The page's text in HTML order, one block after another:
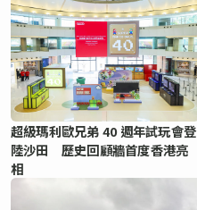
超級瑪利歐兄弟 40 週年試玩會登
陸沙田 歷史回顧牆首度香港亮
相